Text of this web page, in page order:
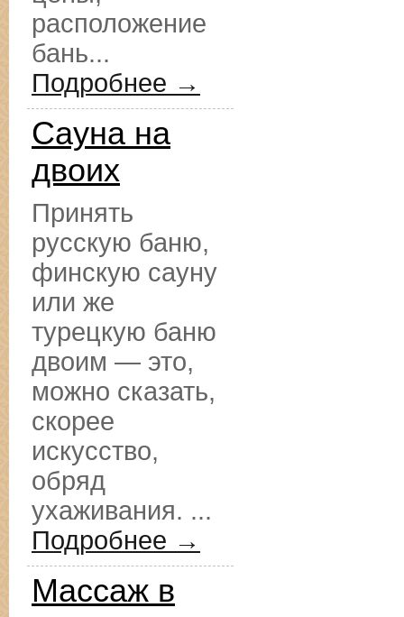
расположение
бань...
Подробнее →
Сауна на
двоих
Принять
русскую баню,
финскую сауну
или же
турецкую баню
двоим — это,
можно сказать,
скорее
искусство,
обряд
ухаживания. ...
Подробнее →
Массаж в